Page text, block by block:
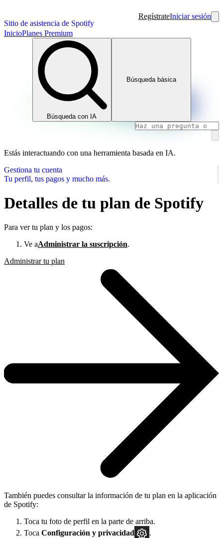
Sitio de asistencia de Spotify
RegístrateIniciar sesión
InicioPlanes Premium
Búsqueda con IA
Búsqueda básica
Estás interactuando con una herramienta basada en IA.
Gestiona tu cuenta
Tu perfil, tus pagos y mucho más.
Detalles de tu plan de Spotify
Para ver tu plan y los pagos:
Ve aAdministrar la suscripción.
Administrar tu plan
También puedes consultar la información de tu plan en la aplicación
de Spotify:
Toca tu foto de perfil en la parte de arriba.
Toca Configuración y privacidad
.